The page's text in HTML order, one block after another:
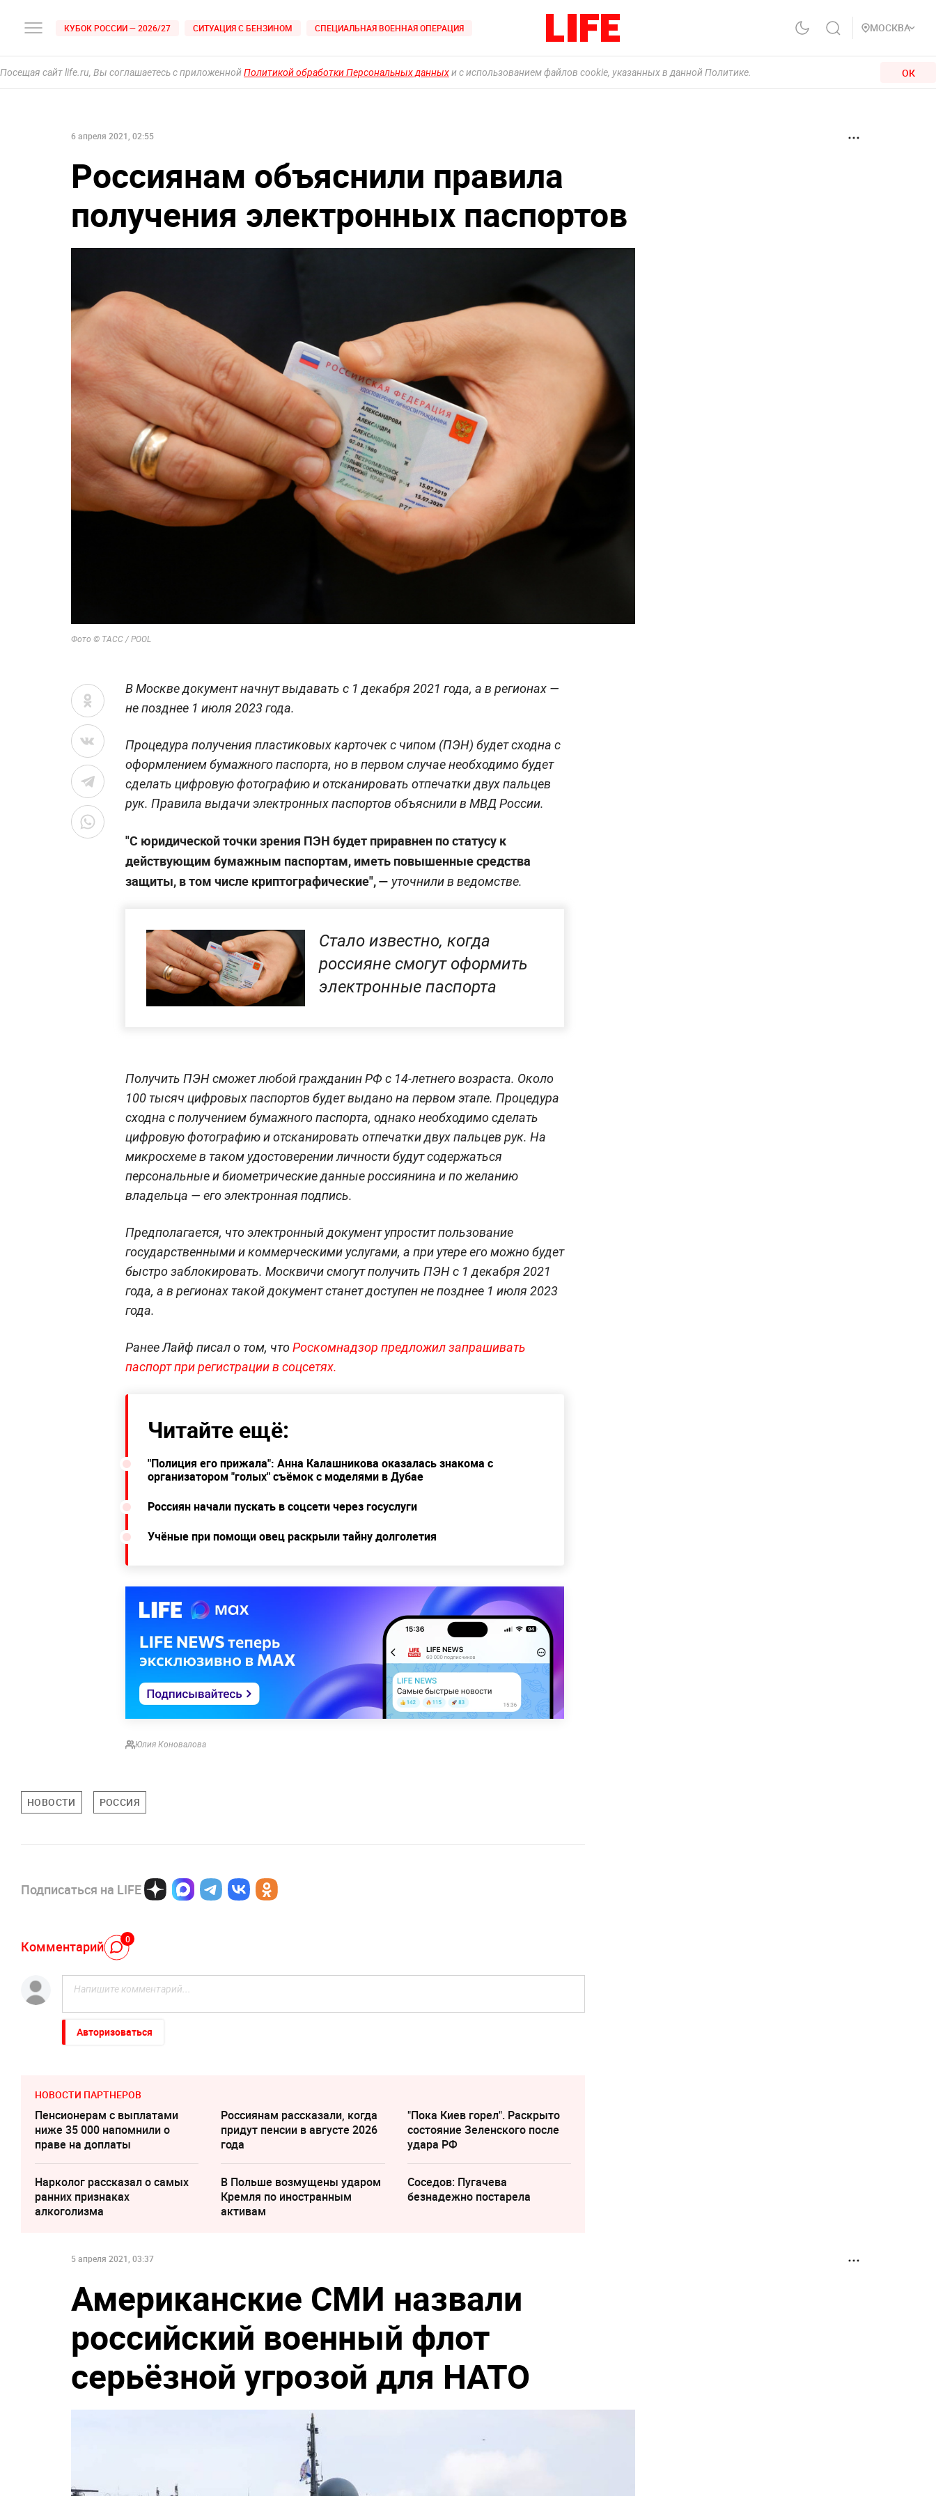
КУБОК РОССИИ — 2026/27 СИТУАЦИЯ С БЕНЗИНОМ СПЕЦИАЛЬНАЯ ВОЕННАЯ ОПЕРАЦИЯ МОСКВА
Посещая сайт life.ru, Вы соглашаетесь с приложеннойПолитикой обработки Персональных данныхи с использованием файлов cookie, указанных в данной Политике. ОК
6 апреля 2021, 02:55
Россиянам объяснили правила
получения электронных паспортов
Фото © ТАСС / POOL
В Москве документ начнут выдавать с 1 декабря 2021 года, а в регионах —
не позднее 1 июля 2023 года.
Процедура получения пластиковых карточек с чипом (ПЭН) будет сходна с
оформлением бумажного паспорта, но в первом случае необходимо будет
сделать цифровую фотографию и отсканировать отпечатки двух пальцев
рук. Правила выдачи электронных паспортов объяснили в МВД России.
"С юридической точки зрения ПЭН будет приравнен по статусу к
действующим бумажным паспортам, иметь повышенные средства
защиты, в том числе криптографические", — уточнили в ведомстве.
Стало известно, когда
россияне смогут оформить
электронные паспорта
Получить ПЭН сможет любой гражданин РФ с 14-летнего возраста. Около
100 тысяч цифровых паспортов будет выдано на первом этапе. Процедура
сходна с получением бумажного паспорта, однако необходимо сделать
цифровую фотографию и отсканировать отпечатки двух пальцев рук. На
микросхеме в таком удостоверении личности будут содержаться
персональные и биометрические данные россиянина и по желанию
владельца — его электронная подпись.
Предполагается, что электронный документ упростит пользование
государственными и коммерческими услугами, а при утере его можно будет
быстро заблокировать. Москвичи смогут получить ПЭН с 1 декабря 2021
года, а в регионах такой документ станет доступен не позднее 1 июля 2023
года.
Ранее Лайф писал о том, чтоРоскомнадзор предложил запрашивать
паспорт при регистрации в соцсетях.
Читайте ещё:
"Полиция его прижала": Анна Калашникова оказалась знакома с
организатором "голых" съёмок с моделями в Дубае
Россиян начали пускать в соцсети через госуслуги
Учёные при помощи овец раскрыли тайну долголетия
Юлия Коновалова
НОВОСТИ РОССИЯ
Подписаться на LIFE
Комментарий 0
Авторизоваться
НОВОСТИ ПАРТНЕРОВ
Пенсионерам с выплатами
ниже 35 000 напомнили о
праве на доплаты
Россиянам рассказали, когда
придут пенсии в августе 2026
года
"Пока Киев горел". Раскрыто
состояние Зеленского после
удара РФ
Нарколог рассказал о самых
ранних признаках
алкоголизма
В Польше возмущены ударом
Кремля по иностранным
активам
Соседов: Пугачева
безнадежно постарела
5 апреля 2021, 03:37
Американские СМИ назвали
российский военный флот
серьёзной угрозой для НАТО